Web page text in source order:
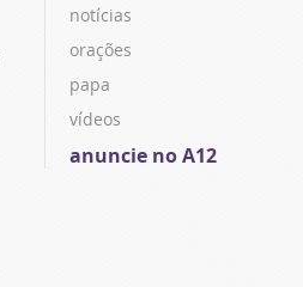
notícias
orações
papa
vídeos
anuncie no A12